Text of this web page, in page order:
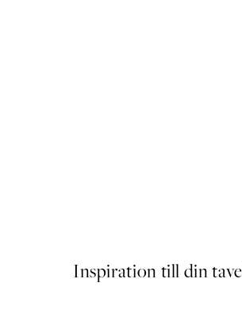
Inspiration till din